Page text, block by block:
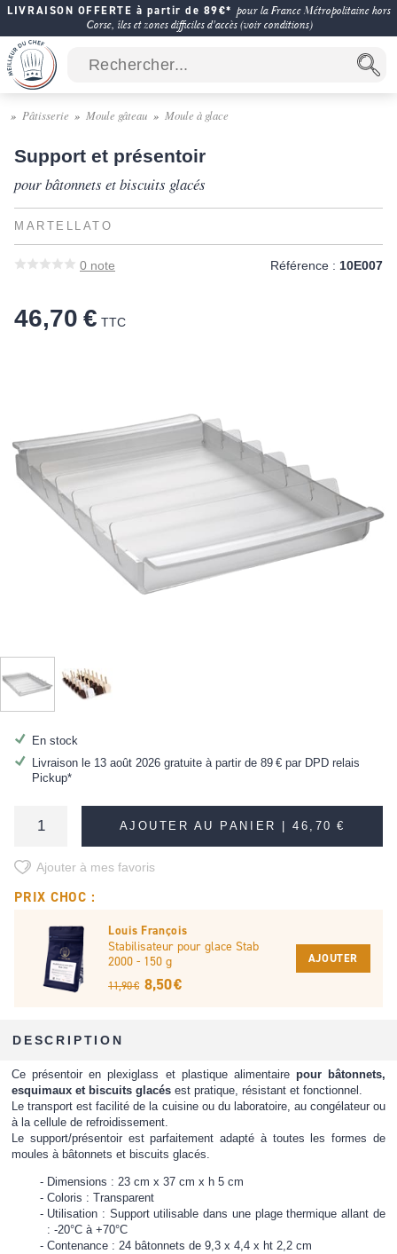
LIVRAISON OFFERTE à partir de 89€* pour la France Métropolitaine hors
Corse, îles et zones difficiles d'accès (voir conditions)
Pâtisserie Moule gâteau Moule à glace
Support et présentoir
pour bâtonnets et biscuits glacés
MARTELLATO
0 note Référence : 10E007
46,70 € TTC
En stock
Livraison le 13 août 2026 gratuite à partir de 89 €par DPD relais
Pickup*
AJOUTER AU PANIER |46,70 €
Ajouter à mes favoris
PRIX CHOC :
Louis François
Stabilisateur pour glace Stab
2000 - 150 g
11,90 € 8,50 €
AJOUTER
DESCRIPTION
Ce présentoir en plexiglass et plastique alimentaire pour bâtonnets,
esquimaux et biscuits glacés est pratique, résistant et fonctionnel.
Le transport est facilité de la cuisine ou du laboratoire, au congélateur ou
à la cellule de refroidissement.
Le support/présentoir est parfaitement adapté à toutes les formes de
moules à bâtonnets et biscuits glacés.
Dimensions : 23 cm x 37 cm x h 5 cm
Coloris : Transparent
Utilisation : Support utilisable dans une plage thermique allant de
: -20°C à +70°C
Contenance : 24 bâtonnets de 9,3 x 4,4 x ht 2,2 cm